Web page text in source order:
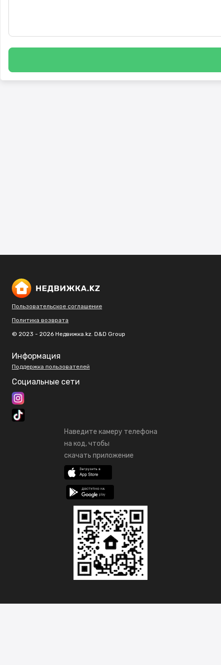
Пользовательское соглашение
Политика возврата
© 2023 - 2026 Недвижка.kz. D&D Group
Информация
Поддержка пользователей
Социальные сети
Наведите камеру телефона
на код, чтобы
скачать приложение